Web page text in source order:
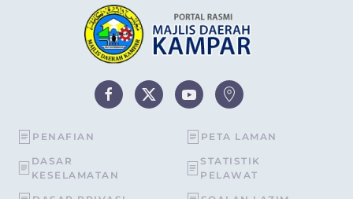
PENAFIAN
DASAR
KESELAMATAN
PETA LAMAN
STATISTIK
PELAWAT